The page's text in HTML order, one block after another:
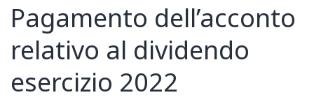
Pagamento dell’acconto
relativo al dividendo
esercizio 2022